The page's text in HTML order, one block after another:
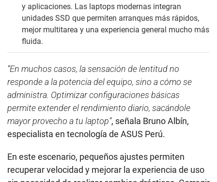
y aplicaciones. Las laptops modernas integran
unidades SSD que permiten arranques más rápidos,
mejor multitarea y una experiencia general mucho más
fluida.
“En muchos casos, la sensación de lentitud no
responde a la potencia del equipo, sino a cómo se
administra. Optimizar configuraciones básicas
permite extender el rendimiento diario, sacándole
mayor provecho a tu laptop”, señala Bruno Albín,
especialista en tecnología de ASUS Perú.
En este escenario, pequeños ajustes permiten
recuperar velocidad y mejorar la experiencia de uso